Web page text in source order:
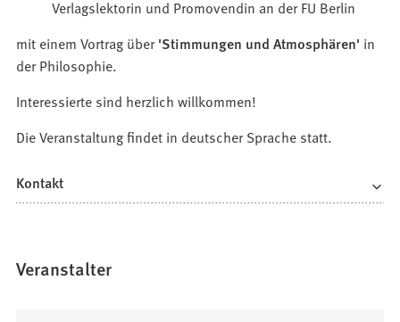
Verlagslektorin und Promovendin an der FU Berlin
mit einem Vortrag über'Stimmungen und Atmosphären' in
der Philosophie.
Interessierte sind herzlich willkommen!
Die Veranstaltung findet in deutscher Sprache statt.
Kontakt
Veranstalter